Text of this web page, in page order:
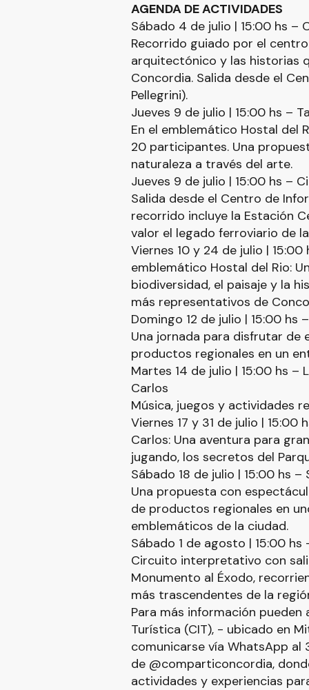
AGENDA DE ACTIVIDADES
Sábado 4 de julio | 15:00 hs –
Recorrido guiado por el
arquitectónico y las historias
Concordia. Salida desde el
Pellegrini).
Jueves 9 de julio | 15:00 hs –
En el emblemático Hostal del
20 participantes. Una
naturaleza a través del arte.
Jueves 9 de julio | 15:00 hs –
Salida desde el Centro de
recorrido incluye la Estación
valor el legado ferroviario de
Viernes 10 y 24 de julio |
emblemático Hostal del Rio:
biodiversidad, el paisaje y la
más representativos de
Domingo 12 de julio | 15:00 hs
Una jornada para disfrutar
productos regionales en un
Martes 14 de julio | 15:00 hs –
Carlos
Música, juegos y actividades
Viernes 17 y 31 de julio | 15:00
Carlos: Una aventura para
jugando, los secretos del
Sábado 18 de julio | 15:00 hs
Una propuesta con
de productos regionales en
emblemáticos de la ciudad.
Sábado 1 de agosto | 15:00
Circuito interpretativo con
Monumento al Éxodo,
más trascendentes de la
Para más información
Turística (CIT), - ubicado en
comunicarse vía WhatsApp
de @comparticoncordia,
actividades y experiencias